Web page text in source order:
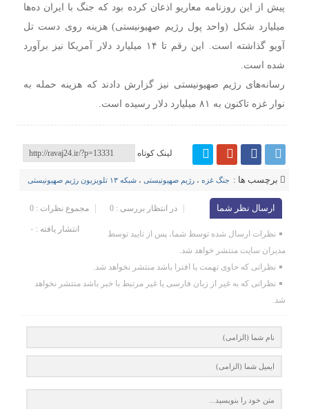
پیش از این روزنامه معاریو اذعان کرده بود که جنگ با ایران ده‌ها
میلیارد شکل (واحد پول رژیم صهیونیستی) هزینه روی دست تل
آویو گذاشته است. این رقم تا ۱۴ میلیارد دلار آمریکا نیز برآورد
شده است.
رسانه‌های رژیم صهیونیستی نیز گزارش دادند که هزینه حمله به
نوار غزه تاکنون به ۸۱ میلیارد دلار رسیده است.
لینک کوتاه
برچسب ها : جنگ غزه ،رژیم صهیونیستی ،شبکه ۱۳ تلویزیون رژیم صهیونیستی
ارسال نظر شما مجموع نظرات : 0 در انتظار بررسی : 0
انتشار یافته : ۰
نظرات ارسال شده توسط شما، پس از تایید توسط
مدیران سایت منتشر خواهد شد.
نظراتی که حاوی تهمت یا افترا باشد منتشر نخواهد شد.
نظراتی که به غیر از زبان فارسی یا غیر مرتبط با خبر باشد منتشر نخواهد
شد.